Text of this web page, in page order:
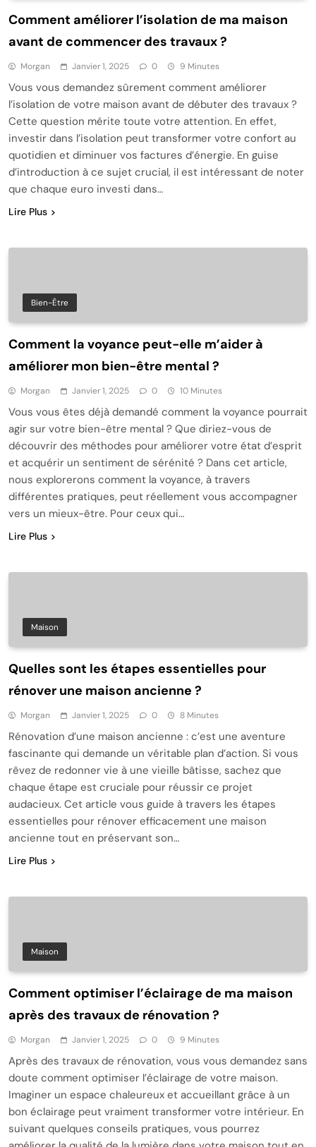
Comment améliorer l’isolation de ma maison
avant de commencer des travaux ?
Morgan Janvier 1, 2025 0 9 Minutes
Vous vous demandez sûrement comment améliorer
l’isolation de votre maison avant de débuter des travaux ?
Cette question mérite toute votre attention. En effet,
investir dans l’isolation peut transformer votre confort au
quotidien et diminuer vos factures d’énergie. En guise
d’introduction à ce sujet crucial, il est intéressant de noter
que chaque euro investi dans…
Lire Plus
Bien-Être
Comment la voyance peut-elle m’aider à
améliorer mon bien-être mental ?
Morgan Janvier 1, 2025 0 10 Minutes
Vous vous êtes déjà demandé comment la voyance pourrait
agir sur votre bien-être mental ? Que diriez-vous de
découvrir des méthodes pour améliorer votre état d’esprit
et acquérir un sentiment de sérénité ? Dans cet article,
nous explorerons comment la voyance, à travers
différentes pratiques, peut réellement vous accompagner
vers un mieux-être. Pour ceux qui…
Lire Plus
Maison
Quelles sont les étapes essentielles pour
rénover une maison ancienne ?
Morgan Janvier 1, 2025 0 8 Minutes
Rénovation d’une maison ancienne : c’est une aventure
fascinante qui demande un véritable plan d’action. Si vous
rêvez de redonner vie à une vieille bâtisse, sachez que
chaque étape est cruciale pour réussir ce projet
audacieux. Cet article vous guide à travers les étapes
essentielles pour rénover efficacement une maison
ancienne tout en préservant son…
Lire Plus
Maison
Comment optimiser l’éclairage de ma maison
après des travaux de rénovation ?
Morgan Janvier 1, 2025 0 9 Minutes
Après des travaux de rénovation, vous vous demandez sans
doute comment optimiser l’éclairage de votre maison.
Imaginer un espace chaleureux et accueillant grâce à un
bon éclairage peut vraiment transformer votre intérieur. En
suivant quelques conseils pratiques, vous pourrez